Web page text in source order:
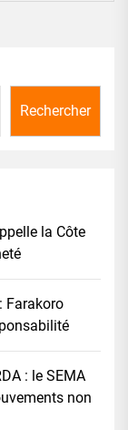
Rechercher
la Côte
Farakoro
: le SEMA
non